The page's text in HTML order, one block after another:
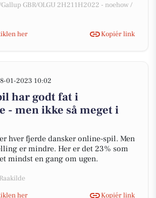
GBR/OLGU 2H211H2022 - noehow /
her
Kopiér link
01-2023 10:02
har godt fat i
- men ikke så meget i
hver fjerde dansker online-spil. Men
er mindre. Her er det 23% som
mindst en gang om ugen.
her
Kopiér link